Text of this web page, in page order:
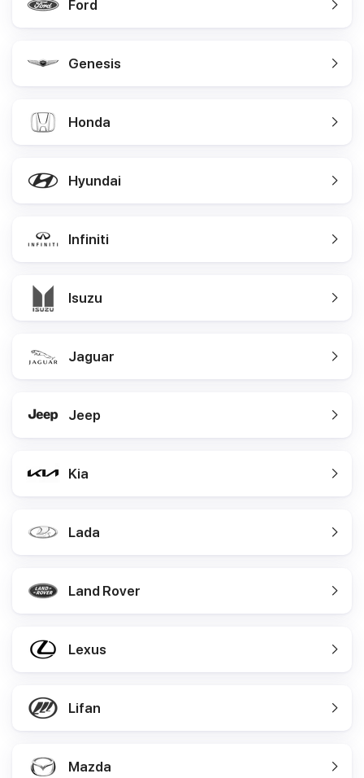
Ford
Genesis
Honda
Hyundai
Infiniti
Isuzu
Jaguar
Jeep
Kia
Lada
Land Rover
Lexus
Lifan
Mazda